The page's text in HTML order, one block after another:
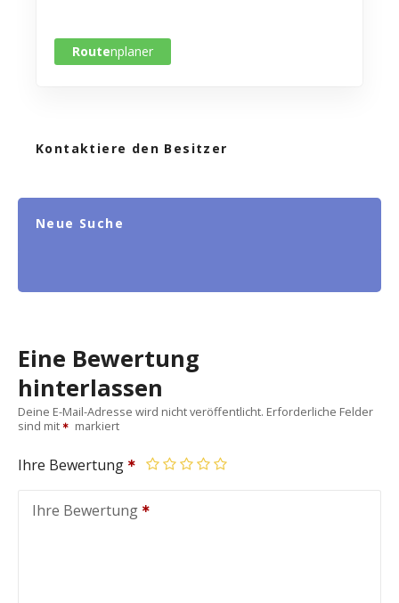
Routenplaner
Kontaktiere den Besitzer
Neue Suche
Eine Bewertung
hinterlassen
Deine E-Mail-Adresse wird nicht veröffentlicht. Erforderliche Felder
sind mit
markiert
Ihre Bewertung
Ihre Bewertung